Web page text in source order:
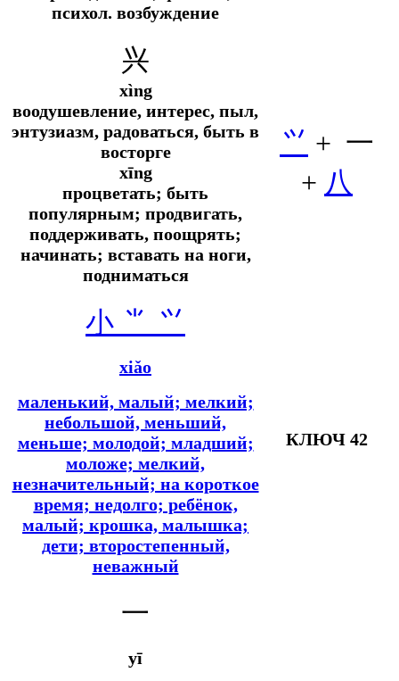
психол. возбуждение
兴
xìng
воодушевление, интерес, пыл,
энтузиазм, радоваться, быть в
восторге
xīng
процветать; быть
популярным; продвигать,
поддерживать, поощрять;
начинать; вставать на ноги,
подниматься
⺍ + 一
+ 八
小 ⺌ ⺍
xiǎo
маленький, малый; мелкий;
небольшой, меньший,
меньше; молодой; младший;
моложе; мелкий,
незначительный; на короткое
время; недолго; ребёнок,
малый; крошка, малышка;
дети; второстепенный,
неважный
КЛЮЧ 42
一
yī